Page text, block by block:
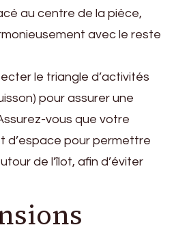
au centre de la pièce,
avec le reste
le triangle d’activités
pour assurer une
vous que votre
d’espace pour permettre
de l’îlot, afin d’éviter